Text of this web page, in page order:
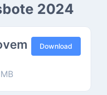
2024
Download